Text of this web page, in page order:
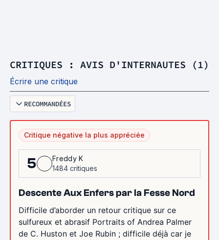
CRITIQUES : AVIS D'INTERNAUTES (1)
Écrire une critique
RECOMMANDÉES
Critique négative la plus appréciée
5
Freddy K
1484 critiques
Descente Aux Enfers par la Fesse Nord
Difficile d’aborder un retour critique sur ce
sulfureux et abrasif Portraits of Andrea Palmer
de C. Huston et Joe Rubin ; difficile déjà car je